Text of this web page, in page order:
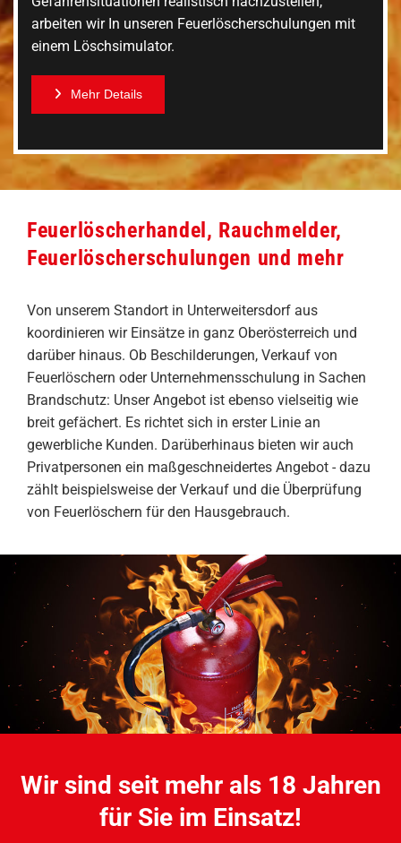
arbeiten wir In unseren Feuerlöscherschulungen mit
einem Löschsimulator.
Mehr Details
Feuerlöscherhandel, Rauchmelder,
Feuerlöscherschulungen und mehr
Von unserem Standort in Unterweitersdorf aus
koordinieren wir Einsätze in ganz Oberösterreich und
darüber hinaus. Ob Beschilderungen, Verkauf von
Feuerlöschern oder Unternehmensschulung in Sachen
Brandschutz: Unser Angebot ist ebenso vielseitig wie
breit gefächert. Es richtet sich in erster Linie an
gewerbliche Kunden. Darüberhinaus bieten wir auch
Privatpersonen ein maßgeschneidertes Angebot - dazu
zählt beispielsweise der Verkauf und die Überprüfung
von Feuerlöschern für den Hausgebrauch.
Wir sind seit mehr als 18 Jahren
für Sie im Einsatz!